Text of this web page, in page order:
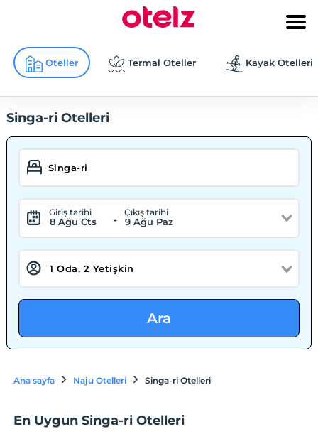
Oteller Termal Oteller Kayak Otelleri
Singa-ri Otelleri
Giriş tarihi
8 Ağu Cts -
Çıkış tarihi
9 Ağu Paz
Ara
Ana sayfa Naju Otelleri Singa-ri Otelleri
En Uygun Singa-ri Otelleri